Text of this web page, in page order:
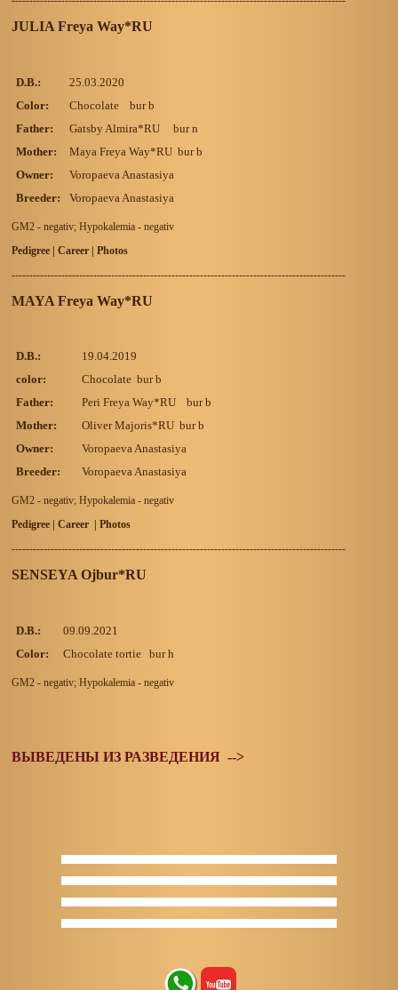
JULIA Freya Way*RU
D.B.:
25.03.2020
Color:
Chocolate bur b
Father:
Gatsby Almira*RU
bur n
Mother:
Maya Freya Way*RU bur b
Owner:
Voropaeva Anastasiya
Breeder:
Voropaeva Anastasiya
GM2 - negativ; Hypokalemia - negativ
Pedigree | Career | Photos
----------------------------------------------------------------------------------------------
MAYA Freya Way*RU
D.B.:
19.04.2019
color:
Chocolate bur b
Father:
Peri Freya Way*RU bur b
Mother:
Oliver Majoris*RU bur b
Owner:
Voropaeva Anastasiya
Breeder:
Voropaeva Anastasiya
GM2 - negativ; Hypokalemia - negativ
Pedigree | Career
| Photos
----------------------------------------------------------------------------------------------
SENSEYA Ojbur*RU
D.B.:
09.09.2021
Color:
Chocolate tortie bur h
GM2 - negativ; Hypokalemia - negativ
ВЫВЕДЕНЫ ИЗ РАЗВЕДЕНИЯ -->